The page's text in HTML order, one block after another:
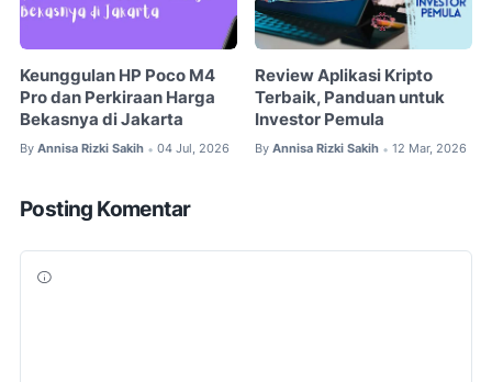
Keunggulan HP Poco M4
Pro dan Perkiraan Harga
Bekasnya di Jakarta
By Annisa Rizki Sakih • 04 Jul, 2026
Review Aplikasi Kripto
Terbaik, Panduan untuk
Investor Pemula
By Annisa Rizki Sakih • 12 Mar, 2026
Posting Komentar